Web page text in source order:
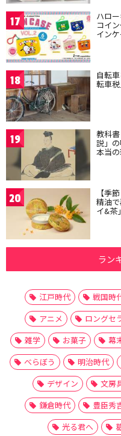
17 ハロ
コイ
イン
18 自転
転車
19 教科
説」
本当
20 【季
精油
イ&茶
ラン
江戸時代 戦国時
アニメ
ロングセ
雑学
お菓子 幕
べらぼう
明治時代
デザイン
文房
鎌倉時代
豊臣秀
光る君へ